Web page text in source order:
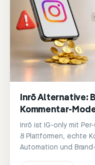
Inrō Alternative:
Kommentar-
Inrō ist IG-only mit
8 Plattformen, echte
Automation und